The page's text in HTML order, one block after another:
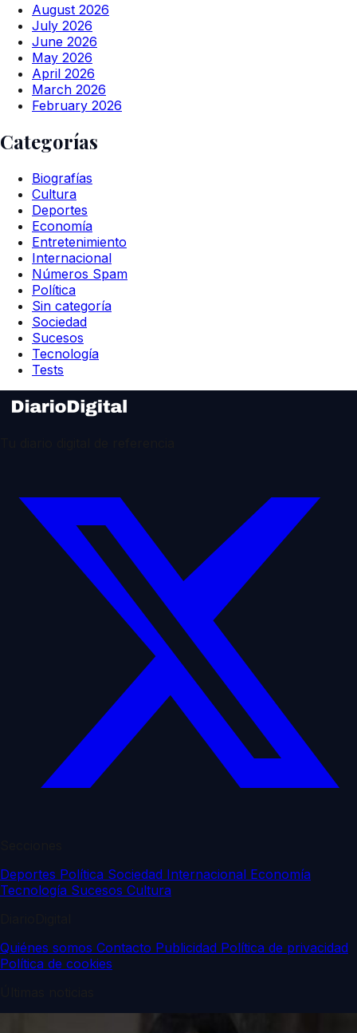
August 2026
July 2026
June 2026
May 2026
April 2026
March 2026
February 2026
Categorías
Biografías
Cultura
Deportes
Economía
Entretenimiento
Internacional
Números Spam
Política
Sin categoría
Sociedad
Sucesos
Tecnología
Tests
Deportes Política Sociedad Internacional Economía
Tecnología Sucesos Cultura
Quiénes somos Contacto Publicidad Política de privacidad
Política de cookies